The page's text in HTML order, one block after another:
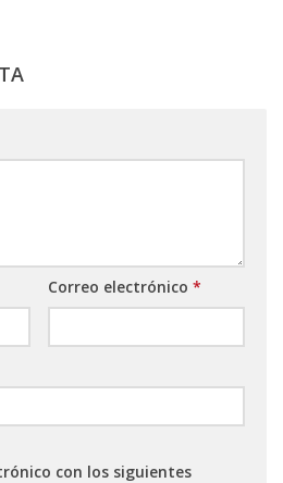
Correo electrónico *
con los siguientes